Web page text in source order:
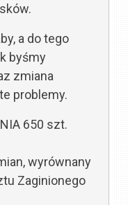
a do tego
byśmy
zmiana
problemy.
650 szt.
wyrównany
Zaginionego